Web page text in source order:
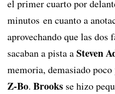
el primer cuarto por
minutos en cuanto a
aprovechando que las dos
sacaban a pista aSteven
memoria, demasiado
Z-Bo. Brooks se hizo